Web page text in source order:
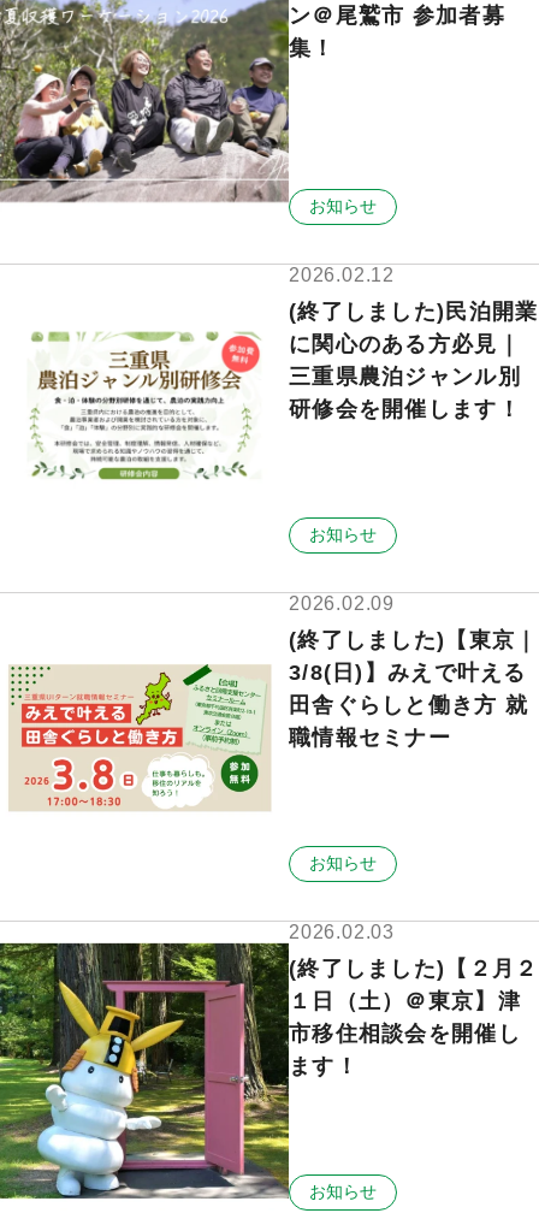
ン＠尾鷲市 参加者募
集！
お知らせ
2026.02.12
(終了しました)民泊開業
に関心のある方必見｜
三重県農泊ジャンル別
研修会を開催します！
お知らせ
2026.02.09
(終了しました)【東京｜
3/8(日)】みえで叶える
田舎ぐらしと働き方 就
職情報セミナー
お知らせ
2026.02.03
(終了しました)【２月２
１日（土）＠東京】津
市移住相談会を開催し
ます！
お知らせ